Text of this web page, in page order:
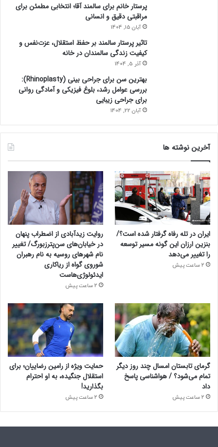
پرستار خانم برای سالمند آقا؛ انتخابی مطمئن برای
مراقبتی دقیق و انسانی
آبان 15, 1404
تاثیر پرستار سالمند بر حفظ استقلال، عزت‌نفس و
کیفیت زندگی سالمندان در خانه
آذر 5, 1404
بهترین سن برای جراحی بینی (Rhinoplasty):
بررسی عوامل رشد، بلوغ فیزیکی و آمادگی روانی
برای جراحی زیبایی
آبان 22, 1404
آخرین نوشته ها
ایران در تله رفاه گرفتار شده است؟/
بنزین ارزان این گونه مسیر توسعه
را تغییر می‌دهد
2 ساعت پیش
روایت زیدآبادی از اضطراب پنهان
در خیابان‌های سن‌پترزبورگ/ تغییر
نام شهرهای روسیه به نام رهبران
شوروی گواه از ریاکاری
ایدئولوژی‌هاست
2 ساعت پیش
گرمای تابستان امسال چند روز دیگر
تمام می‌شود؟ / هواشناسی پاسخ
داد
2 ساعت پیش
حمایت ویژه از رامین رضاییان؛ برای
استقلال جنگیده، به او احترام
بگذارید!
2 ساعت پیش